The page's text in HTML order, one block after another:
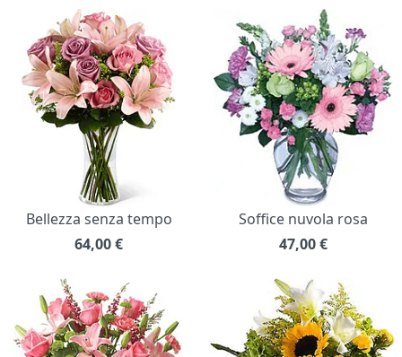
Bellezza senza tempo
64,00€
Soffice nuvola rosa
47,00€